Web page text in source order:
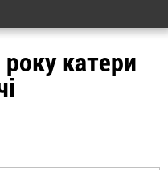
катери